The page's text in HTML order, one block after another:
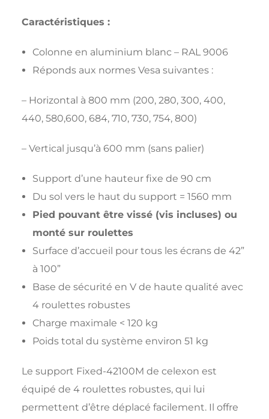
Caractéristiques :
Colonne en aluminium blanc – RAL 9006
Réponds aux normes Vesa suivantes :
– Horizontal à 800 mm (200, 280, 300, 400,
440, 580,600, 684, 710, 730, 754, 800)
– Vertical jusqu’à 600 mm (sans palier)
Support d’une hauteur fixe de 90 cm
Du sol vers le haut du support = 1560 mm
Pied pouvant être vissé (vis incluses) ou
monté sur roulettes
Surface d’accueil pour tous les écrans de 42”
à 100”
Base de sécurité en V de haute qualité avec
4 roulettes robustes
Charge maximale < 120 kg
Poids total du système environ 51 kg
Le support Fixed-42100M de celexon est
équipé de 4 roulettes robustes, qui lui
permettent d’être déplacé facilement. Il offre